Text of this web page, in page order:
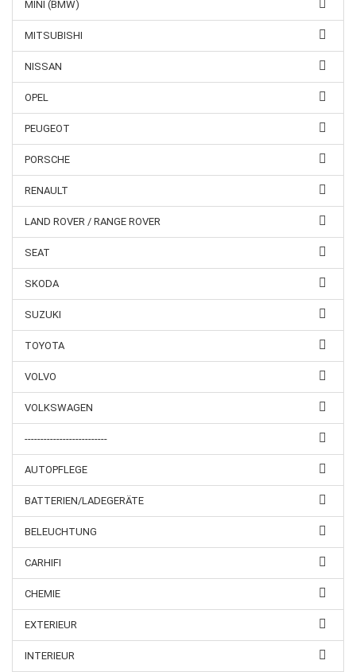
MINI (BMW)
MITSUBISHI
NISSAN
OPEL
PEUGEOT
PORSCHE
RENAULT
LAND ROVER / RANGE ROVER
SEAT
SKODA
SUZUKI
TOYOTA
VOLVO
VOLKSWAGEN
--------------------------
AUTOPFLEGE
BATTERIEN/LADEGERÄTE
BELEUCHTUNG
CARHIFI
CHEMIE
EXTERIEUR
INTERIEUR